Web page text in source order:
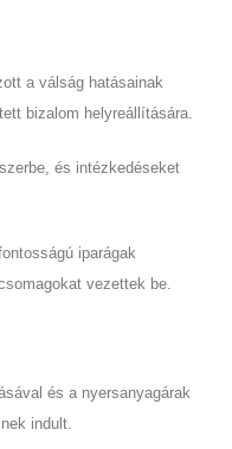
a válság hatásainak
bizalom helyreállítására.
és intézkedéseket
iparágak
vezettek be.
és a nyersanyagárak
indult.